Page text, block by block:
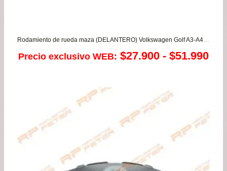
Rodamiento de rueda maza (DELANTERO) Volkswagen Golf A3-A4 – Polo 1.4/1.6 – Vento 1.8/2.0
Precio exclusivo WEB: $27.900 - $51.990